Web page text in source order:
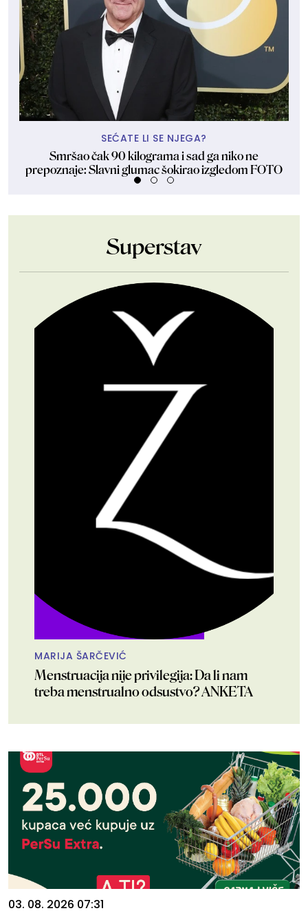
SEĆATE LI SE NJEGA?
Smršao čak 90 kilograma i sad ga niko ne
prepoznaje: Slavni glumac šokirao izgledom FOTO
Superstav
MARIJA ŠARČEVIĆ
Menstruacija nije privilegija: Da li nam
treba menstrualno odsustvo? ANKETA
03. 08. 2026 07:31